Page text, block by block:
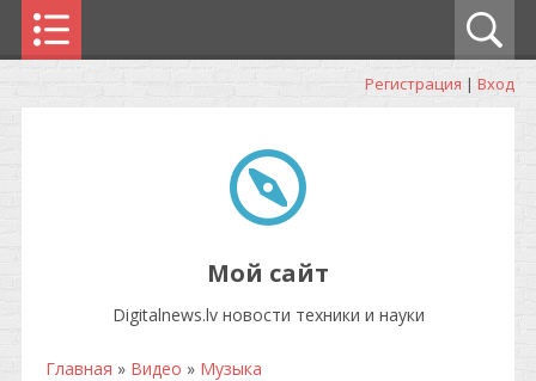
Регистрация | Вход
Мой сайт
Digitalnews.lv новости техники и науки
Главная » Видео » Музыка